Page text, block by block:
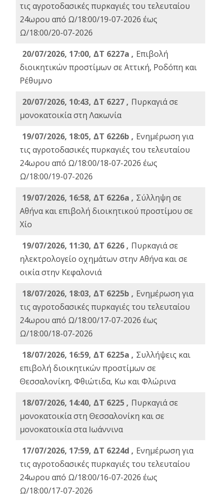
τις αγροτοδασικές πυρκαγιές του τελευταίου
24ωρου από Ω/18:00/19-07-2026 έως
Ω/18:00/20-07-2026
20/07/2026, 17:00, ΔΤ 6227a , Επιβολή
διοικητικών προστίμων σε Αττική, Ροδόπη και
Ρέθυμνο
20/07/2026, 10:43, ΔΤ 6227 , Πυρκαγιά σε
μονοκατοικία στη Λακωνία
19/07/2026, 18:05, ΔΤ 6226b , Ενημέρωση για
τις αγροτοδασικές πυρκαγιές του τελευταίου
24ωρου από Ω/18:00/18-07-2026 έως
Ω/18:00/19-07-2026
19/07/2026, 16:58, ΔΤ 6226a , Σύλληψη σε
Αθήνα και επιβολή διοικητικού προστίμου σε
Χίο
19/07/2026, 11:30, ΔΤ 6226 , Πυρκαγιά σε
ηλεκτρολογείο οχημάτων στην Αθήνα και σε
οικία στην Κεφαλονιά
18/07/2026, 18:03, ΔΤ 6225b , Ενημέρωση για
τις αγροτοδασικές πυρκαγιές του τελευταίου
24ωρου από Ω/18:00/17-07-2026 έως
Ω/18:00/18-07-2026
18/07/2026, 16:59, ΔT 6225a , Συλλήψεις και
επιβολή διοικητικών προστίμων σε
Θεσσαλονίκη, Φθιώτιδα, Κω και Φλώρινα
18/07/2026, 14:40, ΔΤ 6225 , Πυρκαγιά σε
μονοκατοικία στη Θεσσαλονίκη και σε
μονοκατοικία στα Ιωάννινα
17/07/2026, 17:59, ΔΤ 6224d , Ενημέρωση για
τις αγροτοδασικές πυρκαγιές του τελευταίου
24ωρου από Ω/18:00/16-07-2026 έως
Ω/18:00/17-07-2026